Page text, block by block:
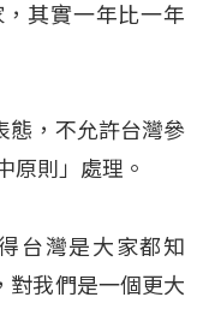
其實一年比一年
態，不允許台灣參
原則」處理。
台灣是大家都知
對我們是一個更大